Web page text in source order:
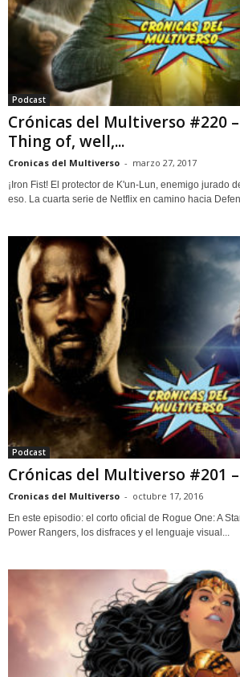
Podcast
Crónicas del Multiverso #220
Thing of, well,...
Cronicas del Multiverso - marzo 27, 2017
¡Iron Fist! El protector de K'un-Lun, enemigo jurado
eso. La cuarta serie de Netflix en camino hacia
Podcast
Crónicas del Multiverso #201
Cronicas del Multiverso - octubre 17, 2016
En este episodio: el corto oficial de Rogue One: A
Power Rangers, los disfraces y el lenguaje visual...